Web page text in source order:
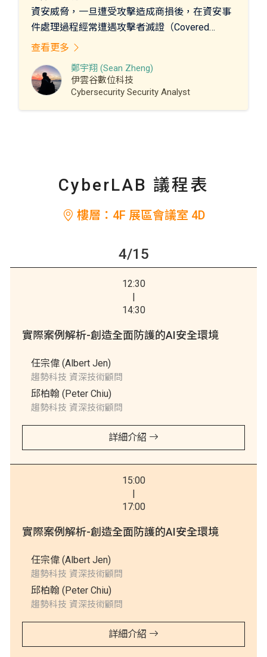
資安威脅，一旦遭受攻擊造成商損後，在資安事
件處理過程經常遭遇攻擊者滅證（Covered
Track）導致無法追根溯源進而造成一再受駭的情
攻擊可能會因架構面、政策面導致狀況變得相對
複雜，因此建構一座同時可監控各種混合架構的
查看更多
鄭宇翔 (Sean Zheng)
伊雲谷數位科技
Cybersecurity Security Analyst
CyberLAB 議程表
樓層：4F 展區會議室 4D
4/15
12:30
14:30
實際案例解析-創造全面防護的AI安全環境
任宗偉 (Albert Jen)
趨勢科技 資深技術顧問
邱柏翰 (Peter Chiu)
趨勢科技 資深技術顧問
詳細介紹
15:00
17:00
實際案例解析-創造全面防護的AI安全環境
任宗偉 (Albert Jen)
趨勢科技 資深技術顧問
邱柏翰 (Peter Chiu)
趨勢科技 資深技術顧問
詳細介紹